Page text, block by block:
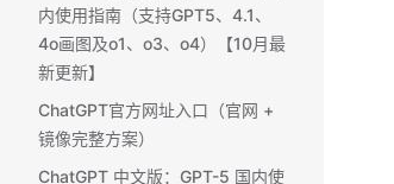
内使用指南（支持GPT5、4.1、
4o画图及o1、o3、o4）【10月最
新更新】
ChatGPT官方网址入口（官网 +
镜像完整方案）
ChatGPT 中文版：GPT-5 国内使